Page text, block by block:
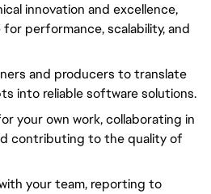
innovation and excellence,
performance, scalability, and
and producers to translate
into reliable software solutions.
your own work, collaborating in
contributing to the quality of
your team, reporting to